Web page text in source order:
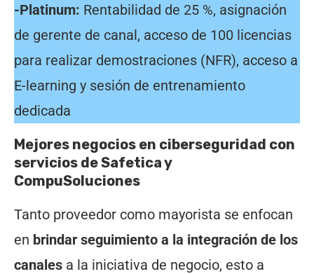
-Platinum: Rentabilidad de 25 %, asignación
de gerente de canal, acceso de 100 licencias
para realizar demostraciones (NFR), acceso a
E-learning y sesión de entrenamiento
dedicada
Mejores negocios en ciberseguridad con
servicios de Safetica y
CompuSoluciones
Tanto proveedor como mayorista se enfocan
en brindar seguimiento a la integración de los
canales a la iniciativa de negocio, esto a